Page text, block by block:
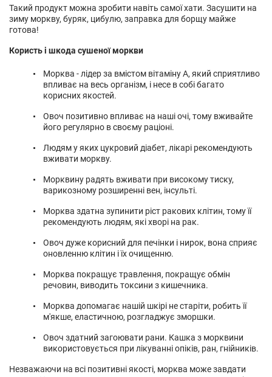
Такий продукт можна зробити навіть самої хати. Засушити на
зиму моркву, буряк, цибулю, заправка для борщу майже
готова!
Користь і шкода сушеної моркви
Морква - лідер за вмістом вітаміну А, який сприятливо
впливає на весь організм, і несе в собі багато
корисних якостей.
Овоч позитивно впливає на наші очі, тому вживайте
його регулярно в своєму раціоні.
Людям у яких цукровий діабет, лікарі рекомендують
вживати моркву.
Морквину радять вживати при високому тиску,
варикозному розширенні вен, інсульті.
Морква здатна зупинити ріст ракових клітин, тому її
рекомендують людям, які хворі на рак.
Овоч дуже корисний для печінки і нирок, вона сприяє
оновленню клітин і їх очищенню.
Морква покращує травлення, покращує обмін
речовин, виводить токсини з кишечника.
Морква допомагає нашій шкірі не старіти, робить її
м'якше, еластичною, розгладжує зморшки.
Овоч здатний загоювати рани. Кашка з морквини
використовується при лікуванні опіків, ран, гнійників.
Незважаючи на всі позитивні якості, морква може завдати